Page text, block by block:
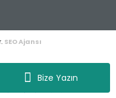
Bize Yazın
SEO Ajansı